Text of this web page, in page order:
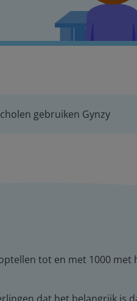
gebruiken Gynzy
tot en met 1000
dat het belangrijk is